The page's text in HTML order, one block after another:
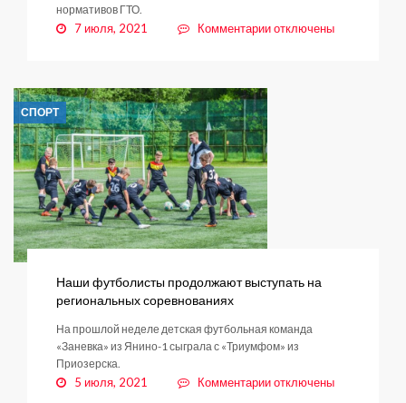
нормативов ГТО.
7 июля, 2021 Комментариикотключены
СПОРТ
Наши футболисты продолжают выступать на
региональных соревнованиях
На прошлой неделе детская футбольная команда
«Заневка» из Янино-1 сыграла с «Триумфом» из
Приозерска.
5 июля, 2021 Комментариикотключены